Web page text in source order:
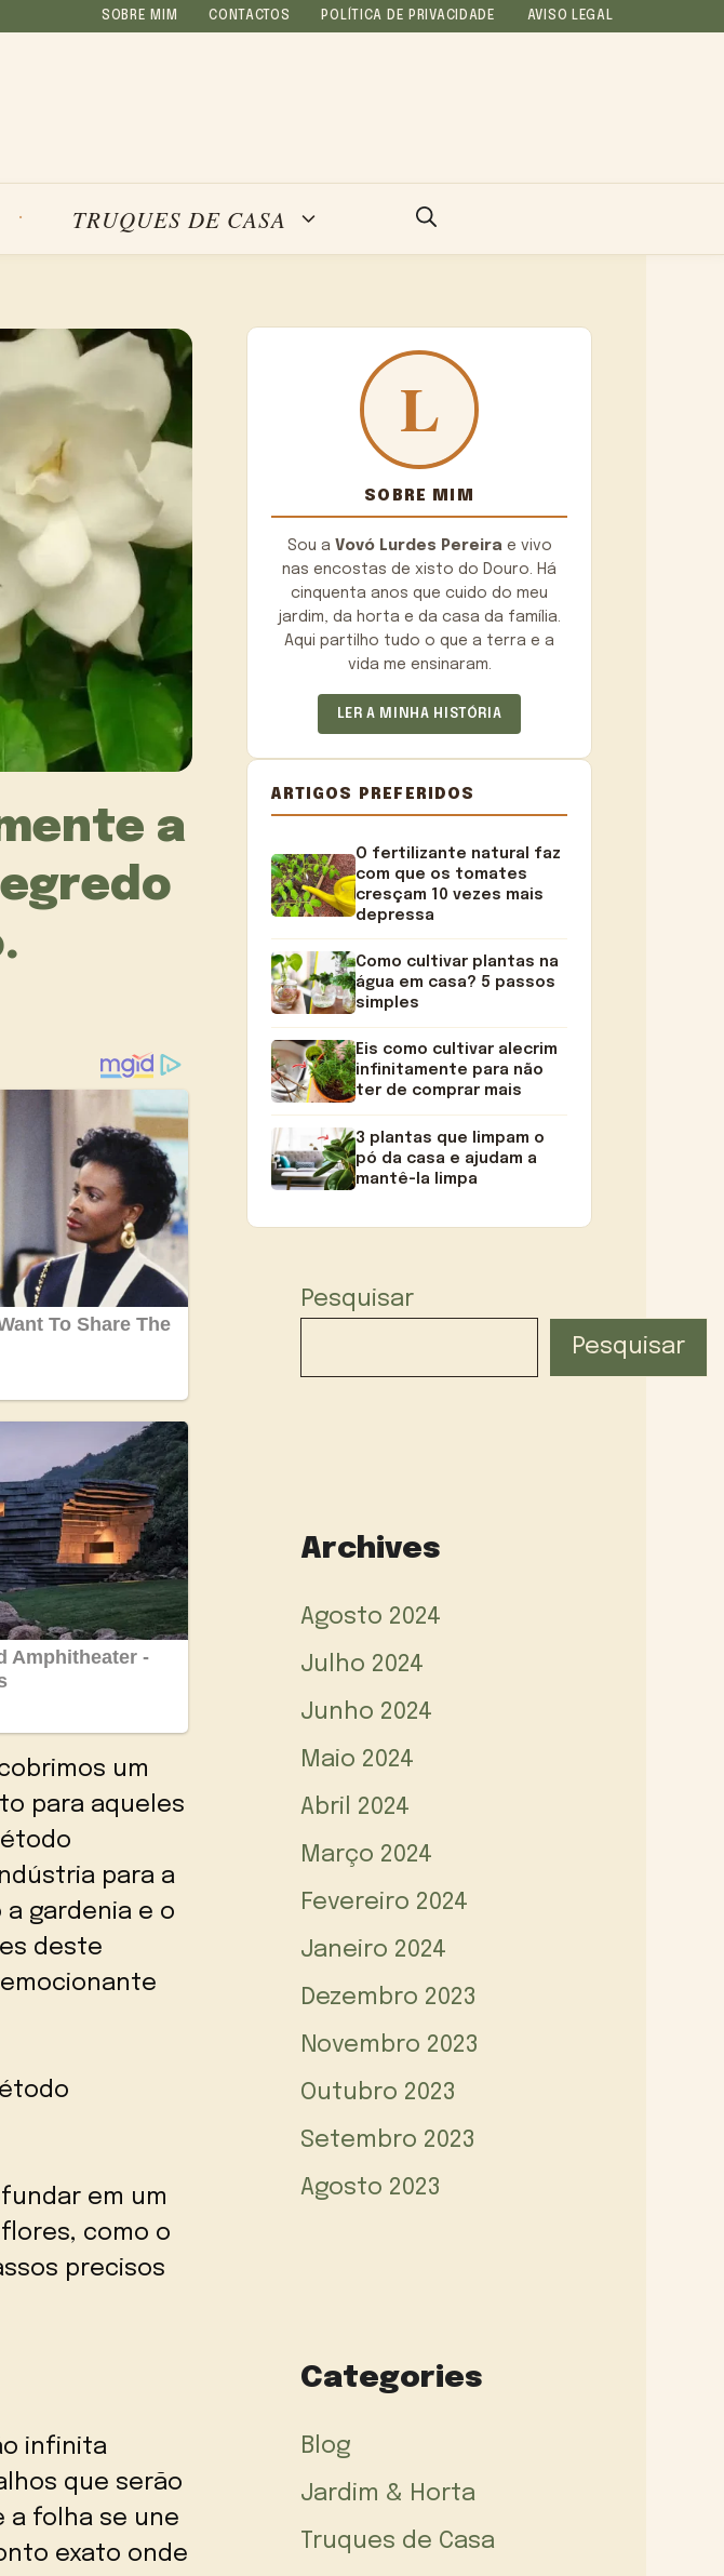
SOBRE MIM CONTACTOS POLÍTICA DE PRIVACIDADE AVISO LEGAL
TRUQUES DE CASA
a
um
para aqueles
para a
gardenia e o
deste
em um
como o
precisos
infinita
que serão
a folha se une
exato onde
SOBRE MIM
Sou a Vovó Lurdes Pereirae vivo
nas encostas de xisto do Douro. Há
cinquenta anos que cuido do meu
jardim, da horta e da casa da família.
Aqui partilho tudo o que a terra e a
vida me ensinaram.
LER A MINHA HISTÓRIA
ARTIGOS PREFERIDOS
O fertilizante natural faz
com que os tomates
cresçam 10 vezes mais
depressa
Como cultivar plantas na
água em casa? 5 passos
simples
Eis como cultivar alecrim
infinitamente para não
ter de comprar mais
3 plantas que limpam o
pó da casa e ajudam a
mantê-la limpa
Pesquisar
Pesquisar
Archives
Agosto 2024
Julho 2024
Junho 2024
Maio 2024
Abril 2024
Março 2024
Fevereiro 2024
Janeiro 2024
Dezembro 2023
Novembro 2023
Outubro 2023
Setembro 2023
Agosto 2023
Categories
Blog
Jardim & Horta
Truques de Casa